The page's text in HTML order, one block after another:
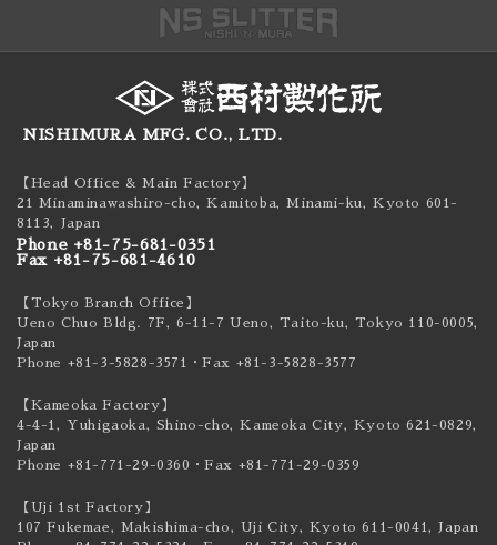
NISHIMURA MFG. CO., LTD.
【Head Office & Main Factory】
21 Minaminawashiro-cho, Kamitoba, Minami-ku,Kyoto 601-
8113, Japan
Phone +81-75-681-0351
Fax +81-75-681-4610
【Tokyo Branch Office】
Ueno Chuo Bldg. 7F, 6-11-7 Ueno, Taito-ku, Tokyo 110-0005,
Japan
Phone +81-3-5828-3571
・Fax +81-3-5828-3577
【Kameoka Factory】
4-4-1, Yuhigaoka, Shino-cho, Kameoka City, Kyoto 621-0829,
Japan
Phone +81-771-29-0360 ・Fax +81-771-29-0359
【Uji 1st Factory】
107 Fukemae, Makishima-cho, Uji City, Kyoto 611-0041, Japan